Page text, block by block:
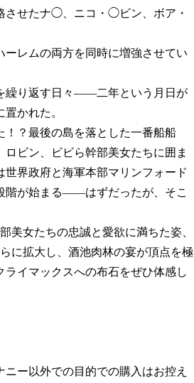
させたナ◯、ニコ・◯ビン、ボア・
レムの両方を同時に増強させてい
繰り返す日々――二年という月日が
かれた。
？最後の島を落とした一番船船
ビン、ビビら幹部美女たちに囲ま
界政府と海軍本部マリンフォード
階が始まる――はずだったが、そこ
美女たちの忠誠と愛欲に満ちた姿、
に拡大し、酒池肉林の宴が頂点を極
イマックスへの布石をぜひ体感し
ー以外での目的での購入はお控え